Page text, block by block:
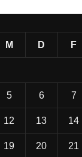
M D F
5 6 7
12 13 14
19 20 21